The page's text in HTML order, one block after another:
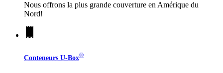
Nous offrons la plus grande couverture en Amérique du
Nord!
Conteneurs U-Box®